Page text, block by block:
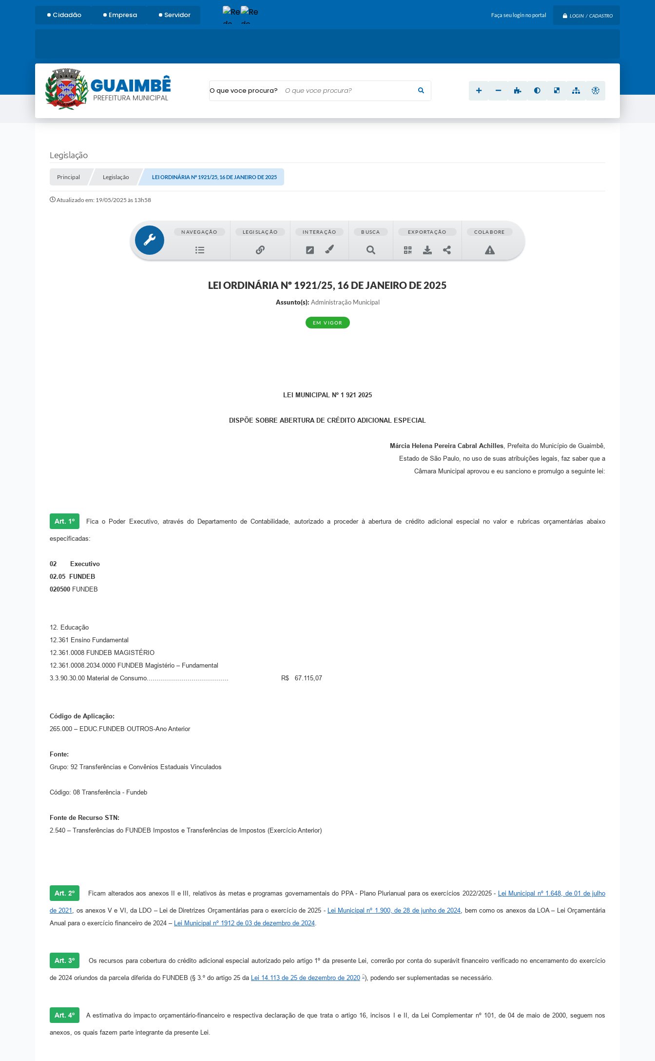
Faça seu login no portal LOGIN / CADASTRO
O que voce procura?
Cidadão Empresa Servidor
Legislação
Principal Legislação LEI ORDINÁRIA Nº 1921/25, 16 DE JANEIRO DE 2025
Atualizado em: 19/05/2025 às 13h58
NAVEGAÇÃO LEGISLAÇÃO INTERAÇÃO BUSCA EXPORTAÇÃO COLABORE
LEI ORDINÁRIA Nº 1921/25, 16 DE JANEIRO DE 2025
Assunto(s): Administração Municipal
EM VIGOR
LEI MUNICIPAL Nº 1 921 2025
DISPÕE SOBRE ABERTURA DE CRÉDITO ADICIONAL ESPECIAL
Márcia Helena Pereira Cabral Achilles , Prefeita do Município de Guaimbê,
Estado de São Paulo, no uso de suas atribuições legais, faz saber que a
Câmara Municipal aprovou e eu sanciono e promulgo a seguinte lei:
Art. 1º Fica o Poder Executivo, através do Departamento de Contabilidade, autorizado a proceder à abertura de crédito adicional especial no valor e rubricas orçamentárias abaixo
especificadas:
02 Executivo
02.05 FUNDEB
020500 FUNDEB
12. Educação
12.361 Ensino Fundamental
12.361.0008 FUNDEB MAGISTÉRIO
12.361.0008.2034.0000 FUNDEB Magistério – Fundamental
3.3.90.30.00 Material de Consumo.......................................... R$ 67.115,07
Código de Aplicação:
265.000 – EDUC.FUNDEB OUTROS-Ano Anterior
Fonte:
Grupo: 92 Transferências e Convênios Estaduais Vinculados
Código: 08 Transferência - Fundeb
Fonte de Recurso STN:
2.540 – Transferências do FUNDEB Impostos e Transferências de Impostos (Exercício Anterior)
Art. 2º Ficam alterados aos anexos II e III, relativos às metas e programas governamentais do PPA - Plano Plurianual para os exercícios 2022/2025 - Lei Municipal nº 1.648, de 01 de julho
de 2021 , os anexos V e VI, da LDO – Lei de Diretrizes Orçamentárias para o exercício de 2025 - Lei Municipal nº 1.900, de 28 de junho de 2024 , bem como os anexos da LOA – Lei Orçamentária
Anual para o exercício financeiro de 2024 –
Lei Municipal nº 1912 de 03 de dezembro de 2024
Art. 3º Os recursos para cobertura do crédito adicional especial autorizado pelo artigo 1º da presente Lei, correrão por conta do superávit financeiro verificado no encerramento do exercício
de 2024 oriundos da parcela diferida do FUNDEB (§ 3.º do artigo 25 da Lei 14.113 de 25 de dezembro de 2020 ), podendo ser suplementadas se necessário.
Art. 4º A estimativa do impacto orçamentário-financeiro e respectiva declaração de que trata o artigo 16, incisos I e II, da Lei Complementar nº 101, de 04 de maio de 2000, seguem nos
anexos, os quais fazem parte integrante da presente Lei.